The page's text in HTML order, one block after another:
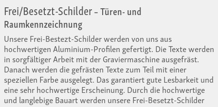
Frei/Besetzt-Schilder– Türen- und
Raumkennzeichnung
Unsere Frei-Bestezt-Schilder werden von uns aus
hochwertigen Aluminium-Profilen gefertigt. Die Texte werden
in sorgfältiger Arbeit mit der Graviermaschine ausgefräst.
Danach werden die gefrästen Texte zum Teil mit einer
speziellen Farbe ausgelegt. Das garantiert gute Lesbarkeit und
eine sehr hochwertige Erscheinung. Durch die hochwertige
und langlebige Bauart werden unsere Frei-Besetzt-Schilder